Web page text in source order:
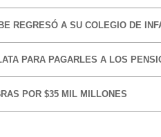
REGRESÓ A SU COLEGIO DE
PARA PAGARLES A LOS
POR $35 MIL MILLONES